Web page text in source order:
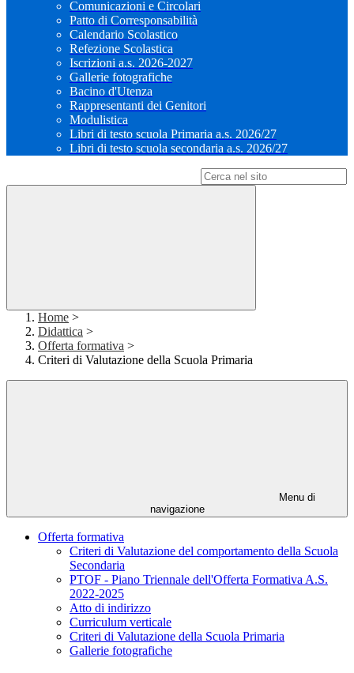
Comunicazioni e Circolari
Patto di Corresponsabilità
Calendario Scolastico
Refezione Scolastica
Iscrizioni a.s. 2026-2027
Gallerie fotografiche
Bacino d'Utenza
Rappresentanti dei Genitori
Modulistica
Libri di testo scuola Primaria a.s. 2026/27
Libri di testo scuola secondaria a.s. 2026/27
Home >
Didattica >
Offerta formativa >
Criteri di Valutazione della Scuola Primaria
Menu di
navigazione
Offerta formativa
Criteri di Valutazione del comportamento della Scuola
Secondaria
PTOF - Piano Triennale dell'Offerta Formativa A.S.
2022-2025
Atto di indirizzo
Curriculum verticale
Criteri di Valutazione della Scuola Primaria
Gallerie fotografiche